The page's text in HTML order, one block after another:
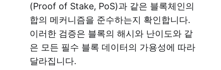
(Proof of Stake, PoS)과 같은 블록체인의
합의 메커니즘을 준수하는지 확인합니다.
이러한 검증은 블록의 해시와 난이도와 같
은 모든 필수 블록 데이터의 가용성에 따라
달라집니다.